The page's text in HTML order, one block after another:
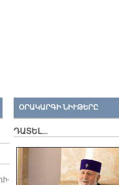
ՕՐԱԿԱՐԳԻ ՆԻՒԹԵՐԸ
ԴԱՏԵԼ…